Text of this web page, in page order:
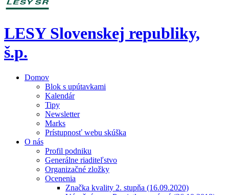
LESY Slovenskej republiky,
š.p.
Domov
Blok s upútavkami
Kalendár
Tipy
Newsletter
Marks
Prístupnosť webu skúška
O nás
Profil podniku
Generálne riaditeľstvo
Organizačné zložky
Ocenenia
Značka kvality 2. stupňa (16.09.2020)